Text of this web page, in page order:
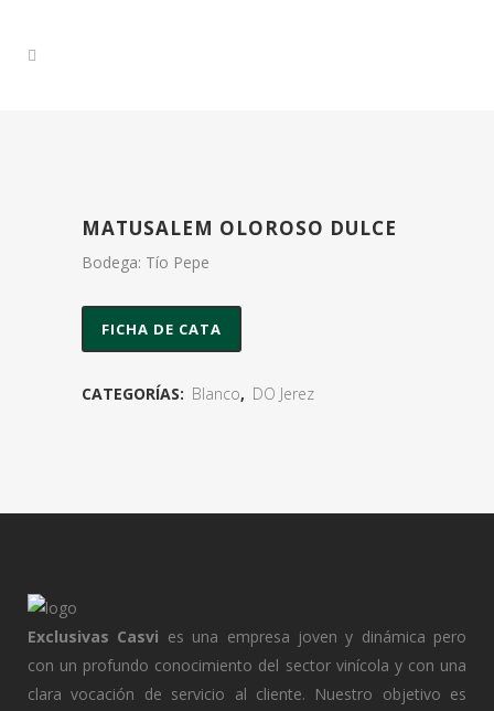
MATUSALEM OLOROSO DULCE
Bodega: Tío Pepe
FICHA DE CATA
CATEGORÍAS: Blanco, DO Jerez
Exclusivas Casvi es una empresa joven y dinámica pero
con un profundo conocimiento del sector vinícola y con una
clara vocación de servicio al cliente. Nuestro objetivo es